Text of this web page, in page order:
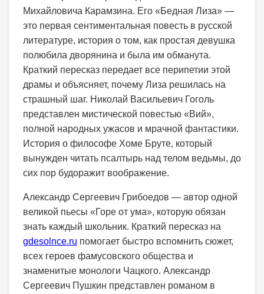
Михайловича Карамзина. Его «Бедная Лиза» —
это первая сентиментальная повесть в русской
литературе, история о том, как простая девушка
полюбила дворянина и была им обманута.
Краткий пересказ передает все перипетии этой
драмы и объясняет, почему Лиза решилась на
страшный шаг. Николай Васильевич Гоголь
представлен мистической повестью «Вий»,
полной народных ужасов и мрачной фантастики.
История о философе Хоме Бруте, который
вынужден читать псалтырь над телом ведьмы, до
сих пор будоражит воображение.
Александр Сергеевич Грибоедов — автор одной
великой пьесы «Горе от ума», которую обязан
знать каждый школьник. Краткий пересказ на
gdesolnce.ru помогает быстро вспомнить сюжет,
всех героев фамусовского общества и
знаменитые монологи Чацкого. Александр
Сергеевич Пушкин представлен романом в